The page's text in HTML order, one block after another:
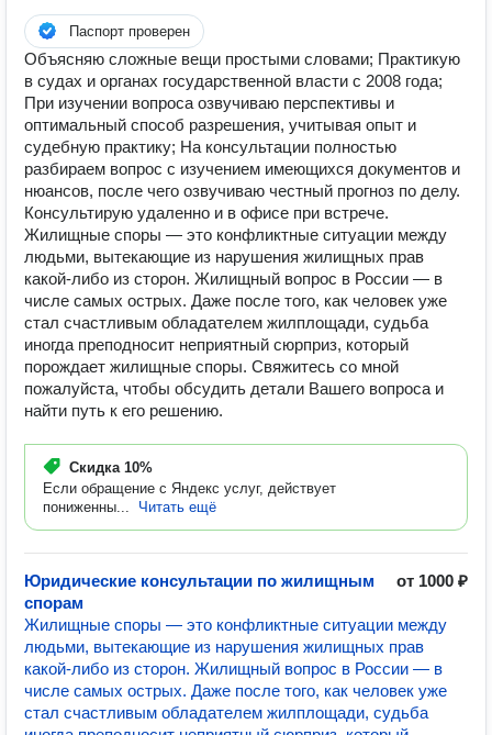
Паспорт проверен
Объясняю сложные вещи простыми словами; Практикую
в судах и органах государственной власти с 2008 года;
При изучении вопроса озвучиваю перспективы и
оптимальный способ разрешения, учитывая опыт и
судебную практику; На консультации полностью
разбираем вопрос с изучением имеющихся документов и
нюансов, после чего озвучиваю честный прогноз по делу.
Консультирую удаленно и в офисе при встрече.
Жилищные споры — это конфликтные ситуации между
людьми, вытекающие из нарушения жилищных прав
какой-либо из сторон. Жилищный вопрос в России — в
числе самых острых. Даже после того, как человек уже
стал счастливым обладателем жилплощади, судьба
иногда преподносит неприятный сюрприз, который
порождает жилищные споры. Свяжитесь со мной
пожалуйста, чтобы обсудить детали Вашего вопроса и
найти путь к его решению.
Скидка 10%
Если обращение с Яндекс услуг, действует
пониженны...
Читать ещё
Юридические консультации по жилищным
спорам
от 1000 ₽
Жилищные споры — это конфликтные ситуации между
людьми, вытекающие из нарушения жилищных прав
какой-либо из сторон. Жилищный вопрос в России — в
числе самых острых. Даже после того, как человек уже
стал счастливым обладателем жилплощади, судьба